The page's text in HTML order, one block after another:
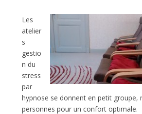
Les
atelier
s
gestio
n du
stress
par
hypnose se donnent en petit groupe,
personnes pour un confort optimale.